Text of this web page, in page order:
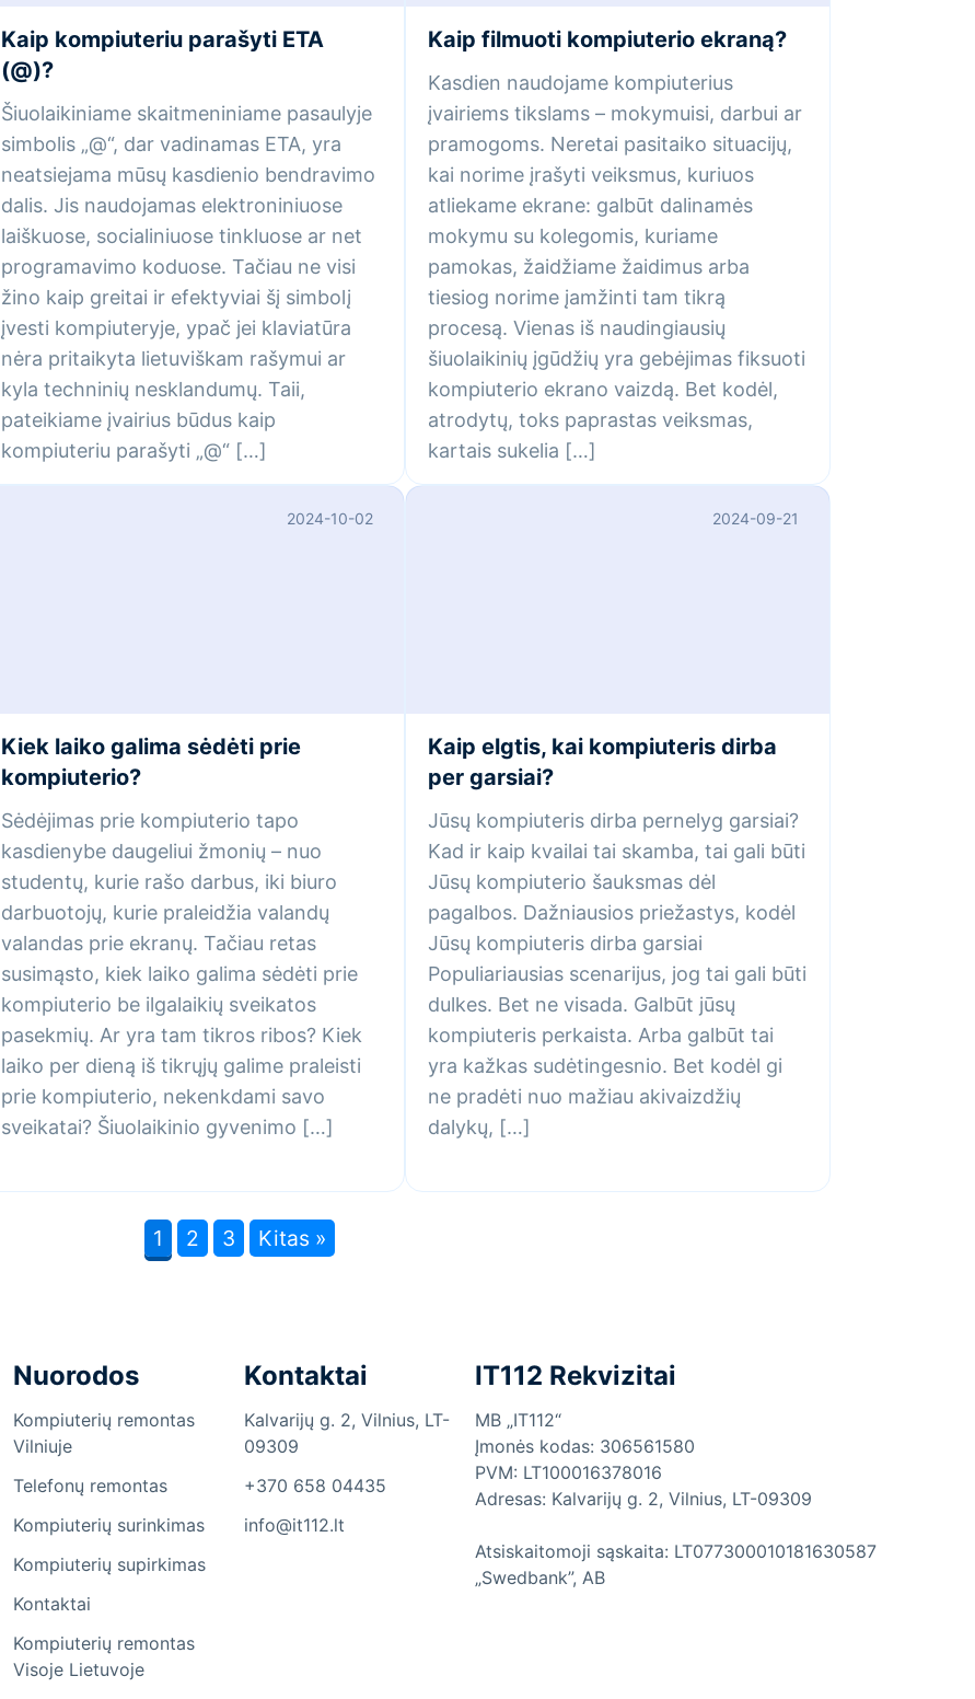
Kaip kompiuteriu parašyti ETA
(@)?
Šiuolaikiniame skaitmeniniame pasaulyje
simbolis „@“, dar vadinamas ETA, yra
neatsiejama mūsų kasdienio bendravimo
dalis. Jis naudojamas elektroniniuose
laiškuose, socialiniuose tinkluose ar net
programavimo koduose. Tačiau ne visi
žino kaip greitai ir efektyviai šį simbolį
įvesti kompiuteryje, ypač jei klaviatūra
nėra pritaikyta lietuviškam rašymui ar
kyla techninių nesklandumų. Taii,
pateikiame įvairius būdus kaip
kompiuteriu parašyti „@“ […]
Kaip filmuoti kompiuterio ekraną?
Kasdien naudojame kompiuterius
įvairiems tikslams – mokymuisi, darbui ar
pramogoms. Neretai pasitaiko situacijų,
kai norime įrašyti veiksmus, kuriuos
atliekame ekrane: galbūt dalinamės
mokymu su kolegomis, kuriame
pamokas, žaidžiame žaidimus arba
tiesiog norime įamžinti tam tikrą
procesą. Vienas iš naudingiausių
šiuolaikinių įgūdžių yra gebėjimas fiksuoti
kompiuterio ekrano vaizdą. Bet kodėl,
atrodytų, toks paprastas veiksmas,
kartais sukelia […]
2024-10-02
Kiek laiko galima sėdėti prie
kompiuterio?
Sėdėjimas prie kompiuterio tapo
kasdienybe daugeliui žmonių – nuo
studentų, kurie rašo darbus, iki biuro
darbuotojų, kurie praleidžia valandų
valandas prie ekranų. Tačiau retas
susimąsto, kiek laiko galima sėdėti prie
kompiuterio be ilgalaikių sveikatos
pasekmių. Ar yra tam tikros ribos? Kiek
laiko per dieną iš tikrųjų galime praleisti
prie kompiuterio, nekenkdami savo
sveikatai? Šiuolaikinio gyvenimo […]
2024-09-21
Kaip elgtis, kai kompiuteris dirba
per garsiai?
Jūsų kompiuteris dirba pernelyg garsiai?
Kad ir kaip kvailai tai skamba, tai gali būti
Jūsų kompiuterio šauksmas dėl
pagalbos. Dažniausios priežastys, kodėl
Jūsų kompiuteris dirba garsiai
Populiariausias scenarijus, jog tai gali būti
dulkes. Bet ne visada. Galbūt jūsų
kompiuteris perkaista. Arba galbūt tai
yra kažkas sudėtingesnio. Bet kodėl gi
ne pradėti nuo mažiau akivaizdžių
dalykų, […]
1 2 3 Kitas »
Nuorodos
Kompiuterių remontas
Vilniuje
Telefonų remontas
Kompiuterių surinkimas
Kompiuterių supirkimas
Kontaktai
Kompiuterių remontas
Visoje Lietuvoje
Kontaktai
Kalvarijų g. 2, Vilnius, LT-
09309
+370 658 04435
info@it112.lt
IT112 Rekvizitai
MB „IT112“
Įmonės kodas: 306561580
PVM: LT100016378016
Adresas: Kalvarijų g. 2, Vilnius, LT-09309
Atsiskaitomoji sąskaita: LT077300010181630587
„Swedbank”, AB